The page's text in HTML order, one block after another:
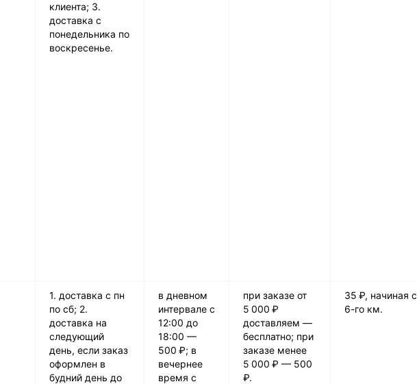
клиента; 3.
доставка с
понедельника по
воскресенье.
1. доставка с пн
по сб; 2.
доставка на
следующий
день, если заказ
оформлен в
будний день до
в дневном
интервале с
12:00 до
18:00 —
500 ₽; в
вечернее
время с
при заказе от
5 000 ₽
доставляем —
бесплатно; при
заказе менее
5 000 ₽ — 500
₽.
35 ₽, начиная с
6-го км.